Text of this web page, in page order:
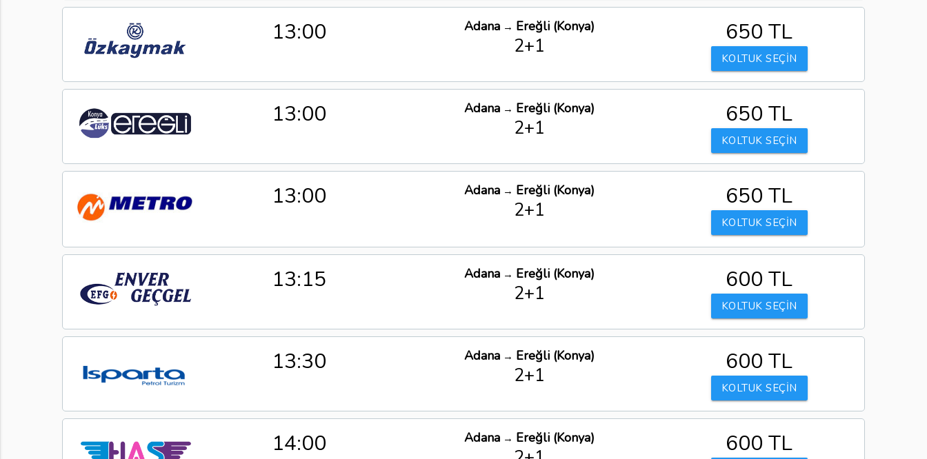
13:00 Adana→ Ereğli (Konya)
2+1 650 TL
KOLTUK SEÇİN
13:00 Adana→ Ereğli (Konya)
2+1 650 TL
KOLTUK SEÇİN
13:00 Adana→ Ereğli (Konya)
2+1 650 TL
KOLTUK SEÇİN
13:15 Adana→ Ereğli (Konya)
2+1 600 TL
KOLTUK SEÇİN
13:30 Adana→ Ereğli (Konya)
2+1 600 TL
KOLTUK SEÇİN
14:00 Adana→ Ereğli (Konya) 600 TL